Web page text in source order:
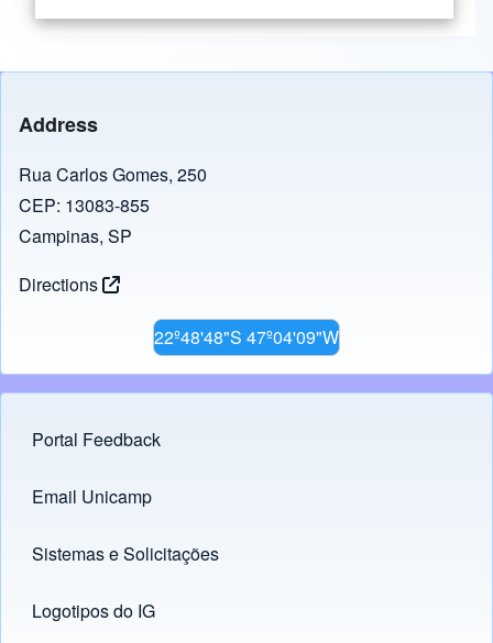
Address
Rua Carlos Gomes, 250
CEP: 13083-855
Campinas, SP
Directions
22º48'48"S 47º04'09"W
Footer menu
Portal Feedback
Links
Email Unicamp
(opens in new tab)
Sistemas e Solicitações
(opens in new tab)
Logotipos do IG
(opens in new tab)